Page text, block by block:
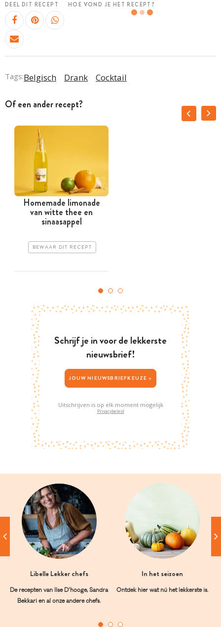
DEEL DIT RECEPT HOE VOND JE HET RECEPT?
Tags:Belgisch Drank Cocktail
Of een ander recept?
Homemade limonade
van witte thee en
sinaasappel
BEWAAR DIT RECEPT
Schrijf je in voor de lekkerste
nieuwsbrief!
JOUW NIEUWSBRIEFKEUZE >
Uitschrijven is op elk moment mogelijk
Privacybeleid
Libelle Lekker chefs
De recepten van Ilse D’hooge, Sandra
Bekkari en al onze andere chefs.
In het seizoen
Ontdek hier wat nú het lekkerste is.